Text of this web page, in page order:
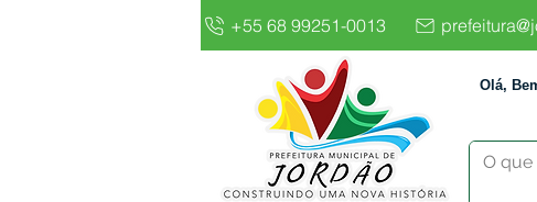
+55 68 99251-0013
Olá,